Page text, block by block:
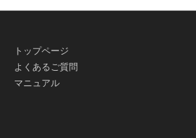
トップページ
よくあるご質問
マニュアル